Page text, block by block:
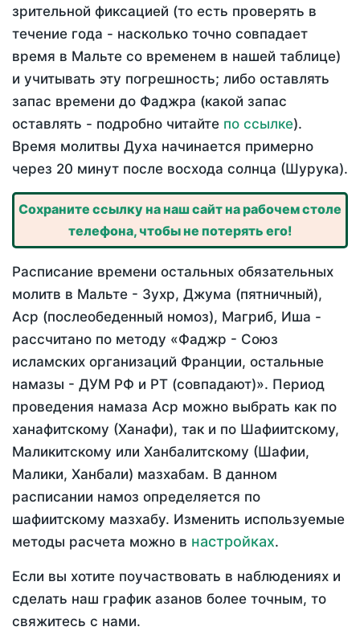
зрительной фиксацией (то есть проверять в
течение года - насколько точно совпадает
время в Мальте со временем в нашей таблице)
и учитывать эту погрешность; либо оставлять
запас времени до Фаджра (какой запас
оставлять - подробно читайте по ссылке).
Время молитвы Духа начинается примерно
через 20 минут после восхода солнца (Шурука).
Сохраните ссылку на наш сайт на рабочем столе
телефона, чтобы не потерять его!
Расписание времени остальных обязательных
молитв в Мальте - Зухр, Джума (пятничный),
Аср (послеобеденный номоз), Магриб, Иша -
рассчитано по методу «Фаджр - Союз
исламских организаций Франции, остальные
намазы - ДУМ РФ и РТ (совпадают)». Период
проведения намаза Аср можно выбрать как по
ханафитскому (Ханафи), так и по Шафиитскому,
Маликитскому или Ханбалитскому (Шафии,
Малики, Ханбали) мазхабам. В данном
расписании намоз определяется по
шафиитскому мазхабу. Изменить используемые
методы расчета можно в настройках.
Если вы хотите поучаствовать в наблюдениях и
сделать наш график азанов более точным, то
свяжитесь с нами.